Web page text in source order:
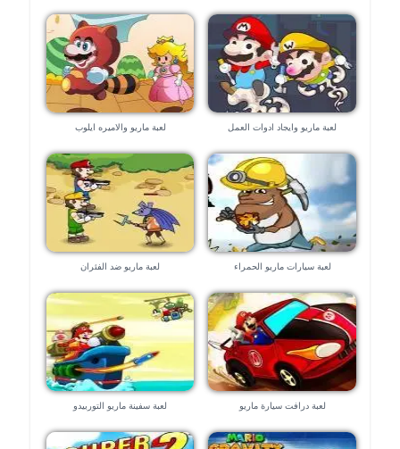
لعبة ماريو وايجاد ادوات العمل لعبة ماريو والاميره ايلوب
لعبة سيارات ماريو الحمراء لعبة ماريو ضد الفئران
لعبة درافت سيارة ماريو لعبة سفينة ماريو التوربيدو